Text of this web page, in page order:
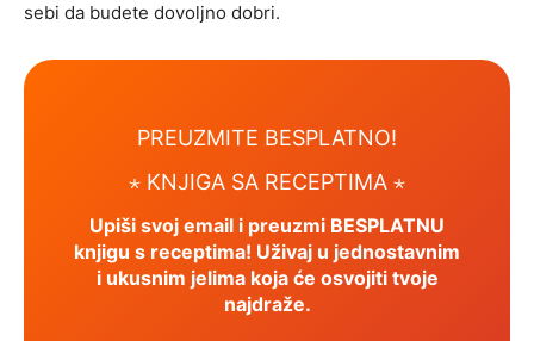
sebi da budete dovoljno dobri.
PREUZMITE BESPLATNO!
⋆ KNJIGA SA RECEPTIMA ⋆
Upiši svoj email i preuzmi BESPLATNU
knjigu s receptima! Uživaj u jednostavnim
i ukusnim jelima koja će osvojiti tvoje
najdraže.